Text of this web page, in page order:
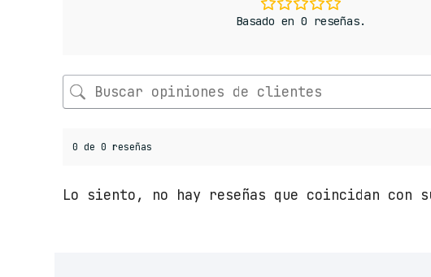
Basado en 0 reseñas.
0 de 0 reseñas
Lo siento, no hay reseñas que coincidan con